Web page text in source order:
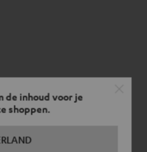
de inhoud voor je
shoppen.